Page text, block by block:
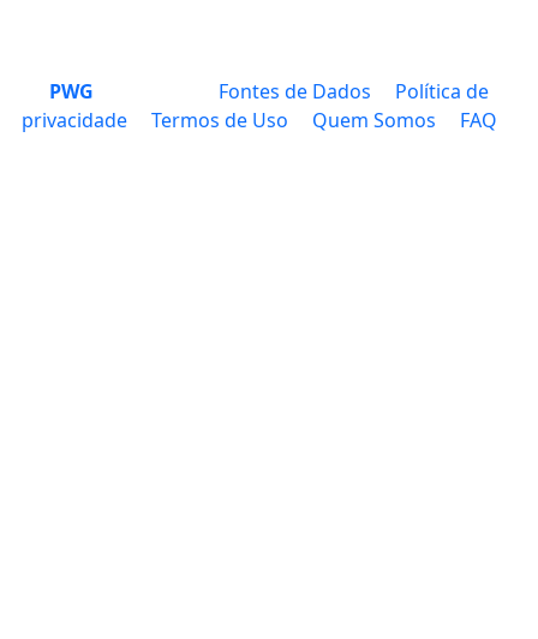
PWG Fontes de Dados
Política de
privacidade
Termos de Uso Quem Somos FAQ